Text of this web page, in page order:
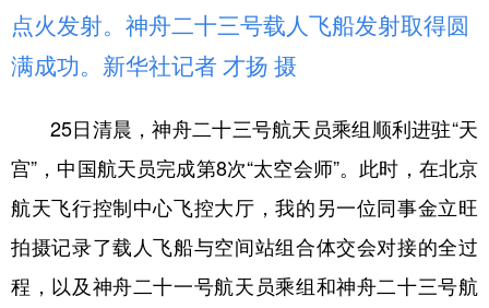
点火发射。神舟二十三号载人飞船发射取得圆
满成功。新华社记者 才扬 摄
25日清晨，神舟二十三号航天员乘组顺利进驻“天
宫”，中国航天员完成第8次“太空会师”。此时，在北京
航天飞行控制中心飞控大厅，我的另一位同事金立旺
拍摄记录了载人飞船与空间站组合体交会对接的全过
程，以及神舟二十一号航天员乘组和神舟二十三号航